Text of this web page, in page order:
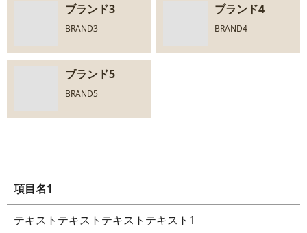
ブランド3
BRAND3
ブランド4
BRAND4
ブランド5
BRAND5
項目名1
テキストテキストテキストテキスト1